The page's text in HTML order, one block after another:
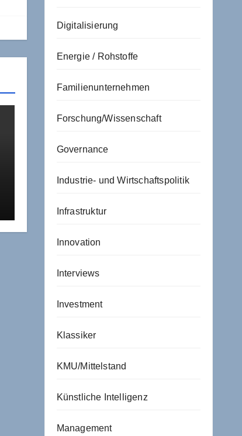
Digitalisierung
Energie / Rohstoffe
Familienunternehmen
Forschung/Wissenschaft
Governance
Industrie- und Wirtschaftspolitik
Infrastruktur
Innovation
Interviews
Investment
Klassiker
KMU/Mittelstand
Künstliche Intelligenz
Management